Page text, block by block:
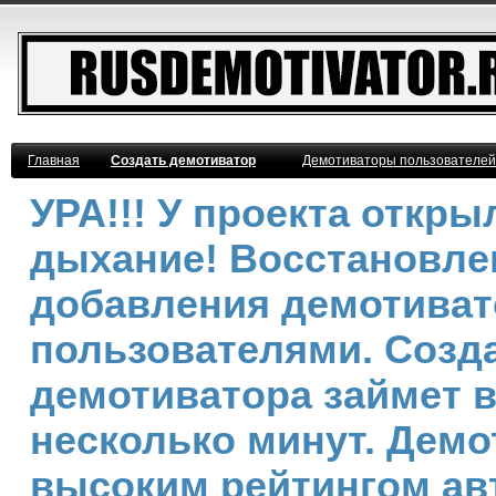
Главная Создать демотиватор Демотиваторы
УРА!!! У проекта
дыхание!
добавления
пользователями.
демотиватора займет
несколько минут.
высоким рейтингом